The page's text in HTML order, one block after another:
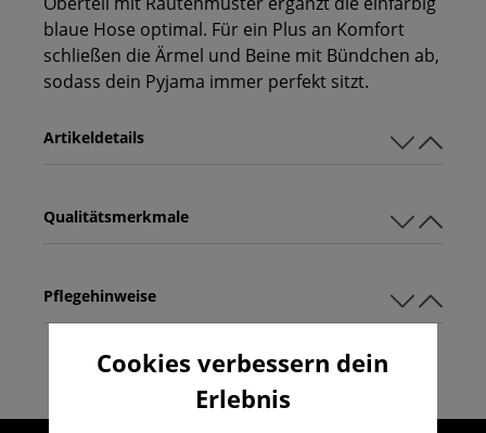
blaue Hose optimal. Für ein Plus an Komfort
schließen die Ärmel und Beine mit Bündchen ab,
sodass dein Pyjama immer perfekt sitzt.
Qualitätsmerkmale
Artikeldetails
Pflegehinweise
Cookies verbessern dein
Erlebnis